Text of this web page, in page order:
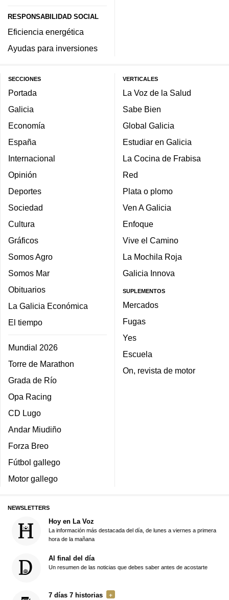
RESPONSABILIDAD SOCIAL
Eficiencia energética
Ayudas para inversiones
SECCIONES
Portada
Galicia
Economía
España
Internacional
Opinión
Deportes
Sociedad
Cultura
Gráficos
Somos Agro
Somos Mar
Obituarios
La Galicia Económica
El tiempo
Mundial 2026
Torre de Marathon
Grada de Río
Opa Racing
CD Lugo
Andar Miudiño
Forza Breo
Fútbol gallego
Motor gallego
VERTICALES
La Voz de la Salud
Sabe Bien
Global Galicia
Estudiar en Galicia
La Cocina de Frabisa
Red
Plata o plomo
Ven A Galicia
Enfoque
Vive el Camino
La Mochila Roja
Galicia Innova
SUPLEMENTOS
Mercados
Fugas
Yes
Escuela
On, revista de motor
NEWSLETTERS
Hoy en La Voz
La información más destacada del día, de lunes a viernes a primera
hora de la mañana
Al final del día
Un resumen de las noticias que debes saber antes de acostarte
7 días 7 historias